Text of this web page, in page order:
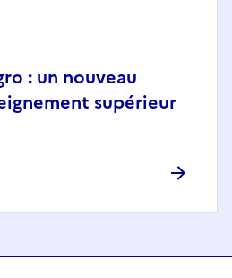
: un nouveau
supérieur